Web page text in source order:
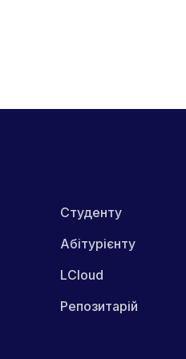
Студенту
Абітурієнту
LCloud
Репозитарій